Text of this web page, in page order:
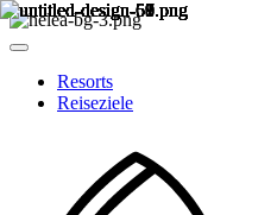
Resorts
Reiseziele